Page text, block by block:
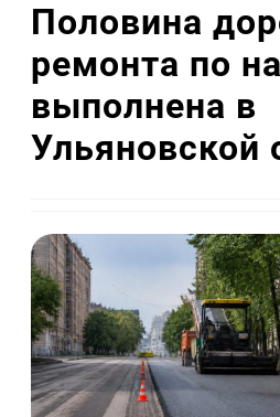
Половина
ремонта по
выполнена в
Ульяновской